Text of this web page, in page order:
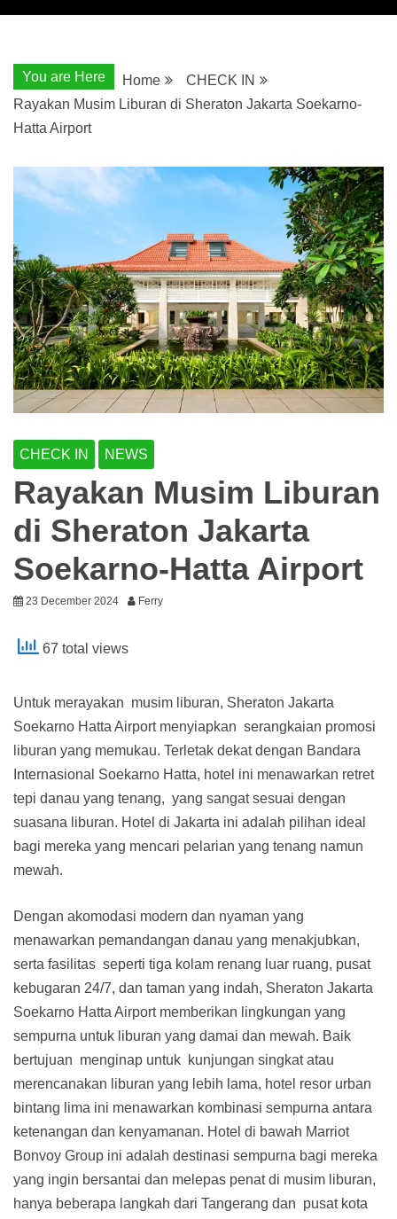
You are Here Home
CHECK IN
Rayakan Musim Liburan di Sheraton Jakarta Soekarno-
Hatta Airport
CHECK IN NEWS
Rayakan Musim Liburan
di Sheraton Jakarta
Soekarno-Hatta Airport
23 December 2024 Ferry
67 total views
Untuk merayakan musim liburan, Sheraton Jakarta
Soekarno Hatta Airport menyiapkan serangkaian promosi
liburan yang memukau. Terletak dekat dengan Bandara
Internasional Soekarno Hatta, hotel ini menawarkan retret
tepi danau yang tenang, yang sangat sesuai dengan
suasana liburan. Hotel di Jakarta ini adalah pilihan ideal
bagi mereka yang mencari pelarian yang tenang namun
mewah.
Dengan akomodasi modern dan nyaman yang
menawarkan pemandangan danau yang menakjubkan,
serta fasilitas seperti tiga kolam renang luar ruang, pusat
kebugaran 24/7, dan taman yang indah, Sheraton Jakarta
Soekarno Hatta Airport memberikan lingkungan yang
sempurna untuk liburan yang damai dan mewah. Baik
bertujuan menginap untuk kunjungan singkat atau
merencanakan liburan yang lebih lama, hotel resor urban
bintang lima ini menawarkan kombinasi sempurna antara
ketenangan dan kenyamanan. Hotel di bawah Marriot
Bonvoy Group ini adalah destinasi sempurna bagi mereka
yang ingin bersantai dan melepas penat di musim liburan,
hanya beberapa langkah dari Tangerang dan pusat kota